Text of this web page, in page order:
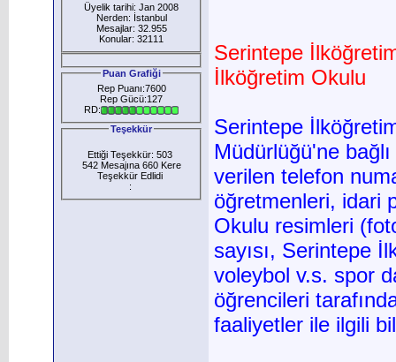
Üyelik tarihi: Jan 2008
Nerden: İstanbul
Mesajlar: 32.955
Konular: 32111
Puan Grafiği
Rep Puanı:7600
Rep Gücü:127
RD:
Teşekkür
Ettiği Teşekkür: 503
542 Mesajına 660 Kere
Teşekkür Edlidi
:
Serintepe
İlköğretim Okulu
Serintepe
Müdürlüğü'ne
verilen telefon
öğretmenleri, idari
Okulu resimleri
sayısı, Serintepe
voleybol v.s. spor
öğrencileri
faaliyetler ile ilgili